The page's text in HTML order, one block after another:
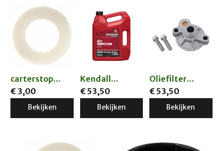
carterstop...
€ 3,00
Bekijken
Kendall...
€ 53,50
Bekijken
Oliefilter...
€ 53,50
Bekijken